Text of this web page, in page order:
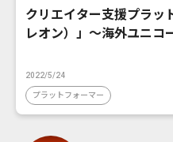
クリエイター支援プラッ
レオン）」〜海外ユニコ
2022/5/24
プラットフォーマー